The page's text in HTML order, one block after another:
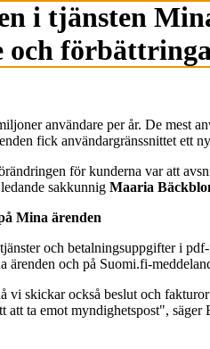
i tjänsten
och
användare per år. De mest
fick användargränssnittet ett
för kunderna var att
sakkunnig Maaria
Mina ärenden
och betalningsuppgifter i
ärenden och på Suomi.fi-
vi skickar också beslut och
att ta emot myndighetspost", säger